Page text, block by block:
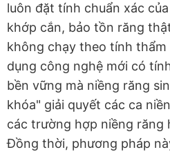
luôn đặt tính chuẩn xác
khớp cắn, bảo tồn răng
không chạy theo tính
dụng công nghệ mới có
bền vững mà niềng răng
khóa" giải quyết các ca
các trường hợp niềng răng
Đồng thời, phương pháp